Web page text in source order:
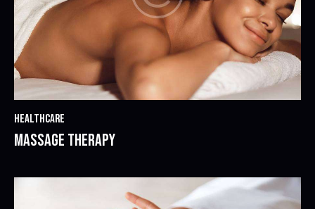
MASSAGE THERAPY
HEALTHCARE